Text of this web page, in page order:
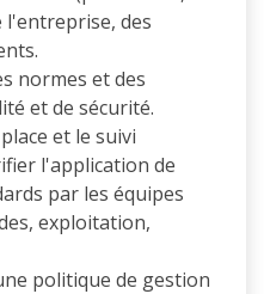
l'entreprise, des
normes et des
et de sécurité.
et le suivi
l'application de
par les équipes
exploitation,
politique de gestion